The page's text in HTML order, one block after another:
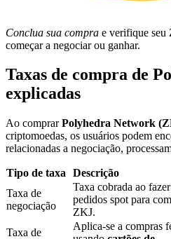
Empréstimos
Conclua sua compra e verifique seu
começar a negociar ou ganhar.
Taxas de compra de
explicadas
Ao comprarPolyhedra Network
criptomoedas, os usuários podem
relacionadas a negociação,
Tipo de taxa Descrição
Taxa de
negociação
Taxa cobrada ao fazer
pedidos spot para
ZKJ.
Taxa de
Aplica-se a compras